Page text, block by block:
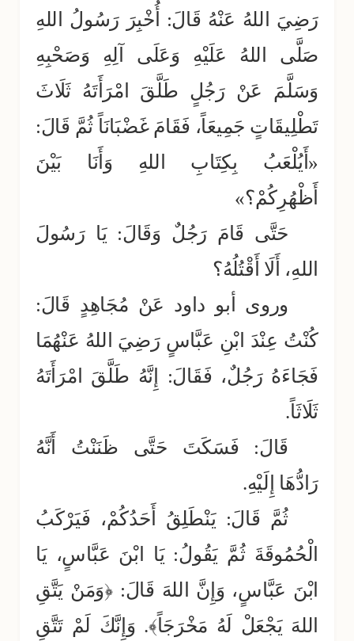
رَضِيَ اللهُ عَنْهُ قَالَ: أُخْبِرَ رَسُولُ اللهِ
صَلَّى اللهُ عَلَيْهِ وَعَلَى آلِهِ وَصَحْبِهِ
وَسَلَّمَ عَنْ رَجُلٍ طَلَّقَ امْرَأَتَهُ ثَلَاثَ
تَطْلِيقَاتٍ جَمِيعَاً، فَقَامَ غَضْبَانَاً ثُمَّ قَالَ:
«أَيُلْعَبُ بِكِتَابِ اللهِ وَأَنَا بَيْنَ
أَظْهُرِكُمْ؟»
حَتَّى قَامَ رَجُلٌ وَقَالَ: يَا رَسُولَ
اللهِ، أَلَا أَقْتُلُهُ؟
وروى أبو داود عَنْ مُجَاهِدٍ قَالَ:
كُنْتُ عِنْدَ ابْنِ عَبَّاسٍ رَضِيَ اللهُ عَنْهُمَا
فَجَاءَهُ رَجُلٌ، فَقَالَ: إِنَّهُ طَلَّقَ امْرَأَتَهُ
ثَلَاثَاً.
قَالَ: فَسَكَتَ حَتَّى ظَنَنْتُ أَنَّهُ
رَادُّهَا إِلَيْهِ.
ثُمَّ قَالَ: يَنْطَلِقُ أَحَدُكُمْ، فَيَرْكَبُ
الْحُمُوقَةَ ثُمَّ يَقُولُ: يَا ابْنَ عَبَّاسٍ، يَا
ابْنَ عَبَّاسٍ، وَإِنَّ اللهَ قَالَ: ﴿وَمَنْ يَتَّقِ
اللهَ يَجْعَلْ لَهُ مَخْرَجَاً﴾. وَإِنَّكَ لَمْ تَتَّقِ